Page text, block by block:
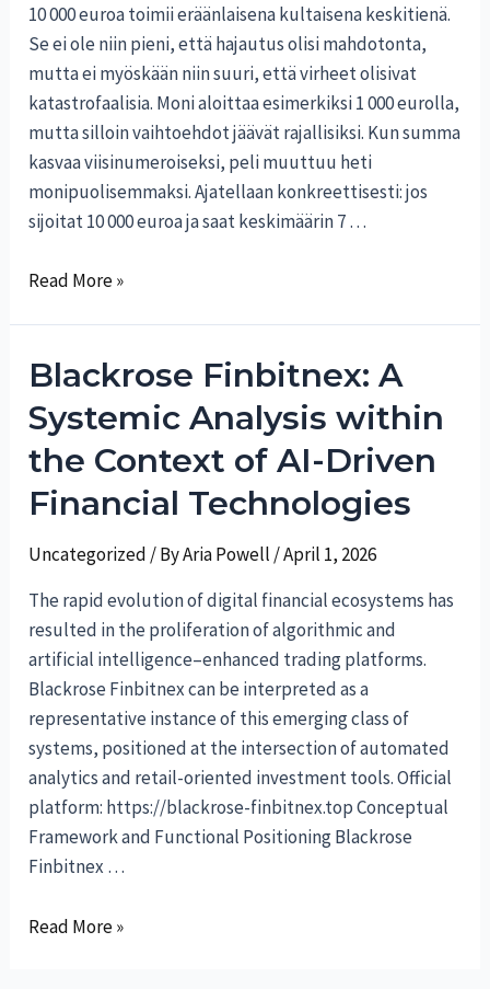
trader
privati
10 000 euroa toimii eräänlaisena kultaisena keskitienä.
Se ei ole niin pieni, että hajautus olisi mahdotonta,
mutta ei myöskään niin suuri, että virheet olisivat
katastrofaalisia. Moni aloittaa esimerkiksi 1 000 eurolla,
mutta silloin vaihtoehdot jäävät rajallisiksi. Kun summa
kasvaa viisinumeroiseksi, peli muuttuu heti
monipuolisemmaksi. Ajatellaan konkreettisesti: jos
sijoitat 10 000 euroa ja saat keskimäärin 7 …
Miksi
000
on
hyvä
aloituspääoma
Read More »
Blackrose Finbitnex: A
Systemic Analysis within
the Context of AI-Driven
Financial Technologies
Uncategorized / ByAria Powell /April 1, 2026
The rapid evolution of digital financial ecosystems has
resulted in the proliferation of algorithmic and
artificial intelligence–enhanced trading platforms.
Blackrose Finbitnex can be interpreted as a
representative instance of this emerging class of
systems, positioned at the intersection of automated
analytics and retail-oriented investment tools. Official
platform: https://blackrose-finbitnex.top Conceptual
Framework and Functional Positioning Blackrose
Finbitnex …
Blackrose
Read More »